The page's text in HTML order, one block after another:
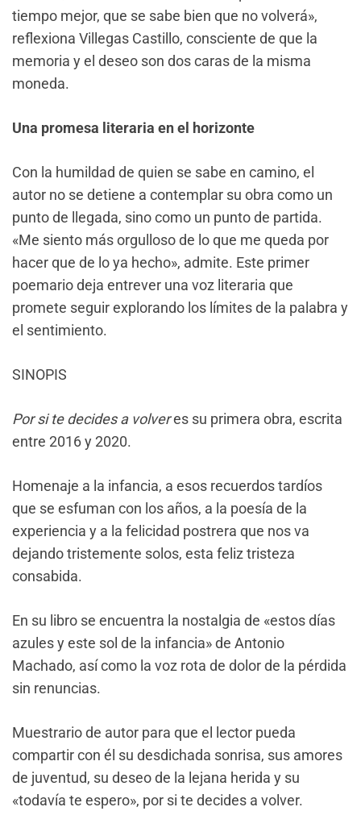
tiempo mejor, que se sabe bien que no volverá»,
reflexiona Villegas Castillo, consciente de que la
memoria y el deseo son dos caras de la misma
moneda.
Una promesa literaria en el horizonte
Con la humildad de quien se sabe en camino, el
autor no se detiene a contemplar su obra como un
punto de llegada, sino como un punto de partida.
«Me siento más orgulloso de lo que me queda por
hacer que de lo ya hecho», admite. Este primer
poemario deja entrever una voz literaria que
promete seguir explorando los límites de la palabra y
el sentimiento.
SINOPIS
Por si te decides a volveres su primera obra, escrita
entre 2016 y 2020.
Homenaje a la infancia, a esos recuerdos tardíos
que se esfuman con los años, a la poesía de la
experiencia y a la felicidad postrera que nos va
dejando tristemente solos, esta feliz tristeza
consabida.
En su libro se encuentra la nostalgia de «estos días
azules y este sol de la infancia» de Antonio
Machado, así como la voz rota de dolor de la pérdida
sin renuncias.
Muestrario de autor para que el lector pueda
compartir con él su desdichada sonrisa, sus amores
de juventud, su deseo de la lejana herida y su
«todavía te espero», por si te decides a volver.